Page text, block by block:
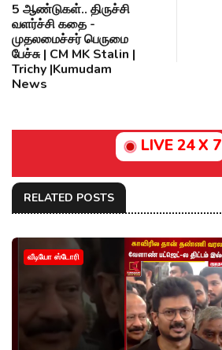
5 ஆண்டுகள்.. திருச்சி
வளர்ச்சி கதை -
முதலமைச்சர் பெருமை
பேச்சு | CM MK Stalin |
Trichy |Kumudam
News
LIVE 24 X 7
RELATED POSTS
வீடியோ ஸ்டோரி